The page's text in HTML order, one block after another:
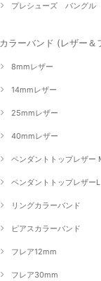
プレシューズ バングル
カラーバンド (レザー＆
8mmレザー
14mmレザー
25mmレザー
40mmレザー
ペンダントトップレザー
ペンダントトップレザーL
リングカラーバンド
ピアスカラーバンド
フレア12mm
フレア30mm